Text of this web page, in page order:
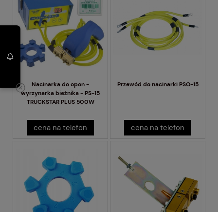
Nacinarka do opon -
wyrzynarka bieżnika - PS-15
TRUCKSTAR PLUS 500W
cena na telefon
Przewód do nacinarki PSO-15
cena na telefon